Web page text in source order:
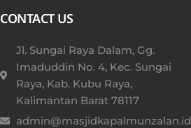
CONTACT US
Jl. Sungai Raya Dalam, Gg.
Imaduddin No. 4, Kec. Sungai
Raya, Kab. Kubu Raya,
Kalimantan Barat 78117​
admin@masjidkapalmunzalan.id